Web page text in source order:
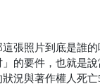
張照片到底是誰
的要件，也就是
況與著作權人死